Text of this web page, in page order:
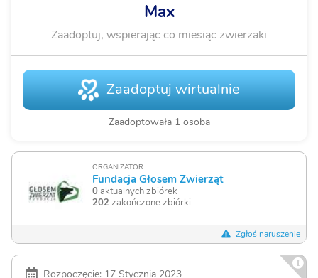
Max
Zaadoptuj, wspierając co miesiąc zwierzaki
Zaadoptuj wirtualnie
Zaadoptowała 1 osoba
ORGANIZATOR
Fundacja Głosem Zwierząt
0aktualnych zbiórek
202 zakończone zbiórki
Zgłoś naruszenie
Rozpoczęcie: 17 Stycznia 2023